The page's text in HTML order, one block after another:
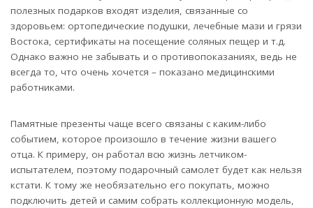
полезных подарков входят изделия, связанные со
здоровьем: ортопедические подушки, лечебные мази и грязи
Востока, сертификаты на посещение соляных пещер и т.д.
Однако важно не забывать и о противопоказаниях, ведь не
всегда то, что очень хочется – показано медицинскими
работниками.
Памятные презенты чаще всего связаны с каким-либо
событием, которое произошло в течение жизни вашего
отца. К примеру, он работал всю жизнь летчиком-
испытателем, поэтому подарочный самолет будет как нельзя
кстати. К тому же необязательно его покупать, можно
подключить детей и самим собрать коллекционную модель,